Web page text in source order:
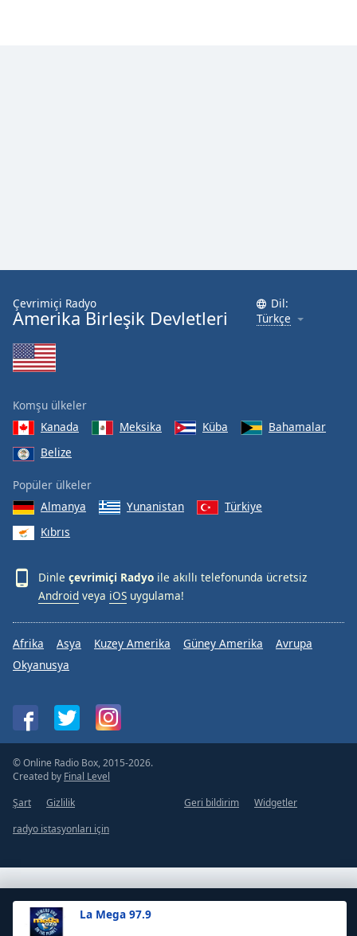
La Mega 97.9
Çevrimiçi Radyo
Amerika Birleşik Devletleri
Dil:
Türkçe
Komşu ülkeler
Kanada
Meksika Küba
Bahamalar
Belize
Popüler ülkeler
Almanya
Yunanistan
Türkiye
Kıbrıs
Dinle çevrimiçi Radyo ile akıllı telefonunda ücretsiz
Android veya iOS uygulama!
Afrika Asya Kuzey Amerika Güney Amerika
Avrupa
Okyanusya
© Online Radio Box, 2015-2026.
Created by Final Level
Şart
Gizlilik Geri bildirim
Widgetler
radyo istasyonları için